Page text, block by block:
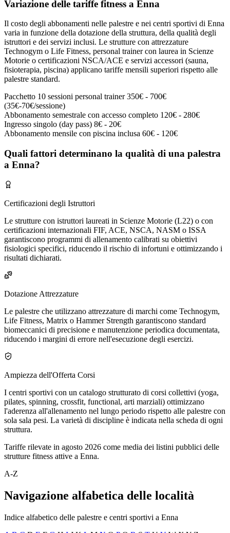
Variazione delle tariffe fitness a Enna
Il costo degli abbonamenti nelle palestre e nei centri sportivi di Enna
varia in funzione della dotazione della struttura, della qualità degli
istruttori e dei servizi inclusi. Le strutture con attrezzature
Technogym o Life Fitness, personal trainer con laurea in Scienze
Motorie o certificazioni NSCA/ACE e servizi accessori (sauna,
fisioterapia, piscina) applicano tariffe mensili superiori rispetto alle
palestre standard.
Pacchetto 10 sessioni personal trainer 350€ - 700€
(35€-70€/sessione)
Abbonamento semestrale con accesso completo 120€ - 280€
Ingresso singolo (day pass) 8€ - 20€
Abbonamento mensile con piscina inclusa 60€ - 120€
Quali fattori determinano la qualità di una palestra
a Enna?
Certificazioni degli Istruttori
Le strutture con istruttori laureati in Scienze Motorie (L22) o con
certificazioni internazionali FIF, ACE, NSCA, NASM o ISSA
garantiscono programmi di allenamento calibrati su obiettivi
fisiologici specifici, riducendo il rischio di infortuni e ottimizzando i
risultati dichiarati.
Dotazione Attrezzature
Le palestre che utilizzano attrezzature di marchi come Technogym,
Life Fitness, Matrix o Hammer Strength garantiscono standard
biomeccanici di precisione e manutenzione periodica documentata,
riducendo i margini di errore nell'esecuzione degli esercizi.
Ampiezza dell'Offerta Corsi
I centri sportivi con un catalogo strutturato di corsi collettivi (yoga,
pilates, spinning, crossfit, functional, arti marziali) ottimizzano
l'aderenza all'allenamento nel lungo periodo rispetto alle palestre con
sola sala pesi. La varietà di discipline è indicata nella scheda di ogni
struttura.
Tariffe rilevate in agosto 2026 come media dei listini pubblici delle
strutture fitness attive a Enna.
A-Z
Navigazione alfabetica delle località
Indice alfabetico delle palestre e centri sportivi a Enna